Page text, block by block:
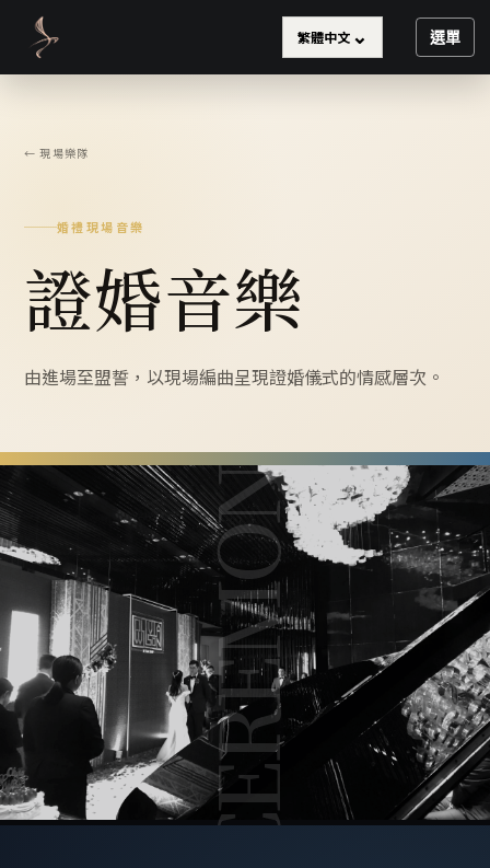
繁體中文 ⌄ 選單
← 現場樂隊
婚禮現場音樂
證婚音樂
由進場至盟誓，以現場編曲呈現證婚儀式的情感層次。
CEREMONY